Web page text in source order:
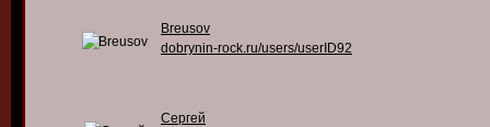
Breusov
dobrynin-rock.ru/users/userID92
Сергей